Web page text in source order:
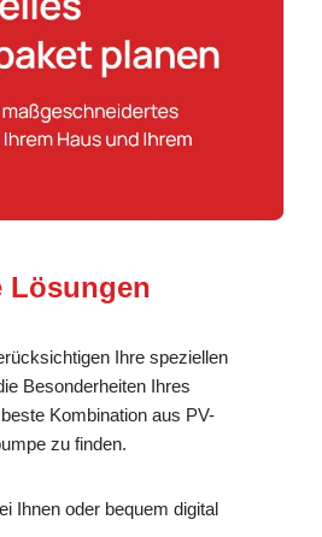
Lösungen
Ihre speziellen
Besonderheiten Ihres
Kombination aus PV-
zu finden.
Ihnen oder bequem digital